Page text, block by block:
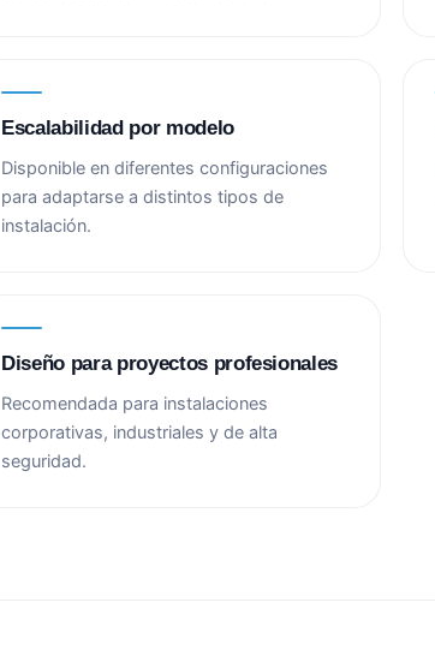
Escalabilidad por modelo
Disponible en diferentes configuraciones
para adaptarse a distintos tipos de
instalación.
Diseño para proyectos profesionales
Recomendada para instalaciones
corporativas, industriales y de alta
seguridad.